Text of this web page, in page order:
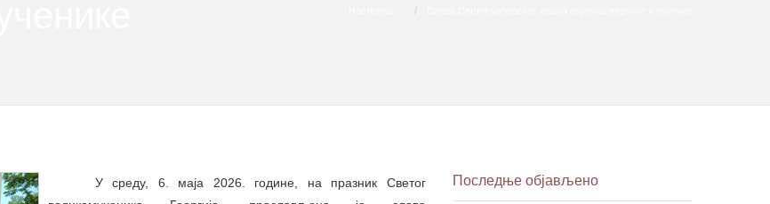
У среду, 6. маја 2026. године, на празник Светог
Последње објављено